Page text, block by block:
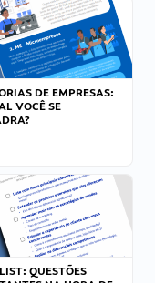
DE EMPRESAS:
VOCÊ SE
QUESTÕES